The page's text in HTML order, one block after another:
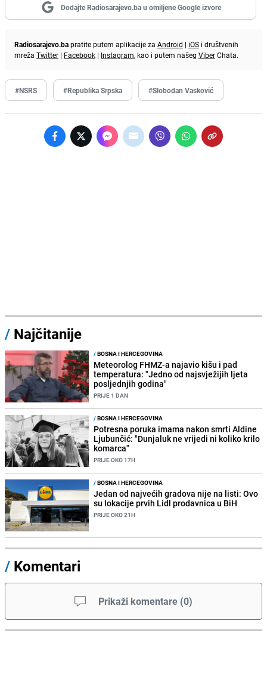
Dodajte Radiosarajevo.ba u omiljene Google izvore
Radiosarajevo.bapratite putem aplikacije za Android | iOS i društvenih
mreža Twitter | Facebook | Instagram, kao i putem našeg ViberChata.
#NSRS #Republika Srpska #Slobodan Vasković
/ Najčitanije
/BOSNA I HERCEGOVINA
Meteorolog FHMZ-a najavio kišu i pad
temperatura: "Jedno od najsvježijih ljeta
posljednjih godina"
PRIJE 1 DAN
/BOSNA I HERCEGOVINA
Potresna poruka imama nakon smrti Aldine
Ljubunčić: "Dunjaluk ne vrijedi ni koliko krilo
komarca"
PRIJE OKO 17H
/BOSNA I HERCEGOVINA
Jedan od najvećih gradova nije na listi: Ovo
su lokacije prvih Lidl prodavnica u BiH
PRIJE OKO 21H
/ Komentari
Prikaži komentare (0)